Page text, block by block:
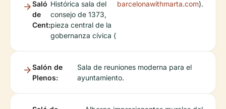
Saló
de
Cent:
Histórica sala del
consejo de 1373,
pieza central de la
gobernanza cívica (
barcelonawithmarta.com).
Salón de
Plenos:
Sala de reuniones moderna para el
ayuntamiento.